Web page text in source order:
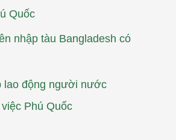
Quốc
nhập tàu Bangladesh có
lao động người nước
Phú Quốc